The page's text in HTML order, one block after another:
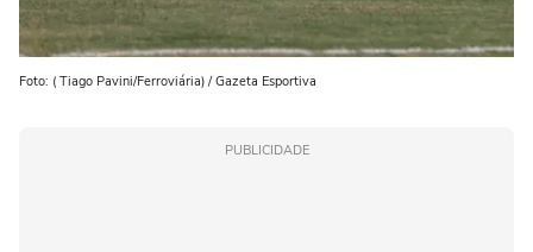
Foto: ( Tiago Pavini/Ferroviária) / Gazeta Esportiva
PUBLICIDADE